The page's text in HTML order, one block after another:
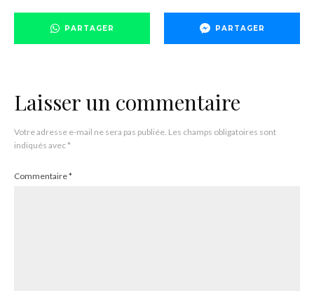
PARTAGER PARTAGER
Laisser un commentaire
Votre adresse e-mail ne sera pas publiée. Les champs obligatoires sont
indiqués avec*
Commentaire*